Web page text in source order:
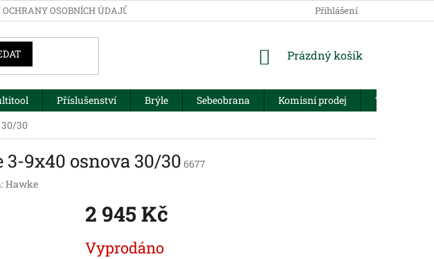
OSOBNÍCH ÚDAJŮ Přihlášení
NÁKUPNÍ
Prázdný košík
Příslušenství Brýle Sebeobrana Komisní prodej
Trezory
30
9x40 osnova 30/30 6677
Hawke
2 945 Kč
cena:
Vyprodáno